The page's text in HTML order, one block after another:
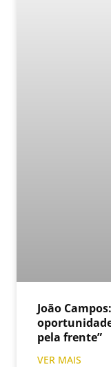
João
pela frente”
VER MAIS